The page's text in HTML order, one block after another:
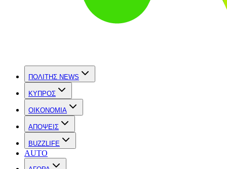
ΠΟΛΙΤΗΣ NEWS
ΚΥΠΡΟΣ
OIKONOMIA
ΑΠΟΨΕΙΣ
BUZZLIFE
AUTO